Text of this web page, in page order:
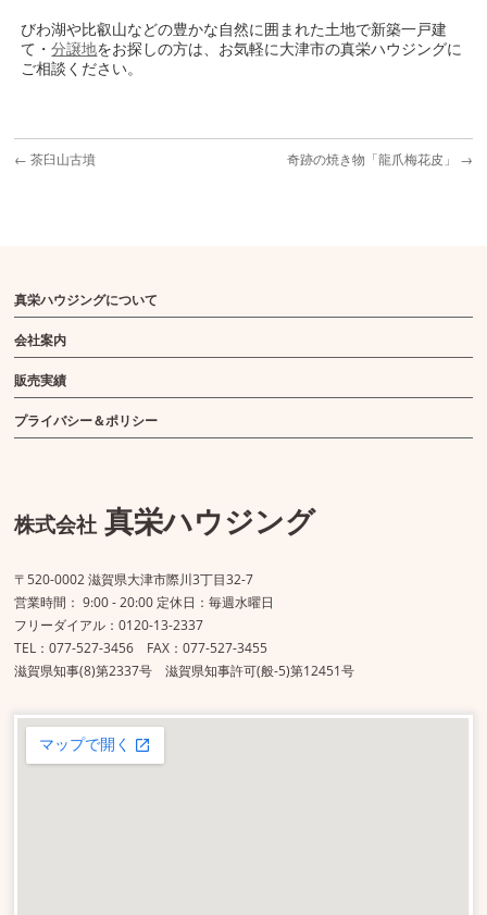
びわ湖や比叡山などの豊かな自然に囲まれた土地で新築一戸建
て・分譲地をお探しの方は、お気軽に大津市の真栄ハウジングに
ご相談ください。
← 茶臼山古墳 奇跡の焼き物「龍爪梅花皮」 →
真栄ハウジングについて
会社案内
販売実績
プライバシー＆ポリシー
株式会社 真栄ハウジング
〒520-0002 滋賀県大津市際川3丁目32-7
営業時間： 9:00 - 20:00 定休日：毎週水曜日
フリーダイアル：0120-13-2337
TEL：077-527-3456 FAX：077-527-3455
滋賀県知事(8)第2337号 滋賀県知事許可(般-5)第12451号